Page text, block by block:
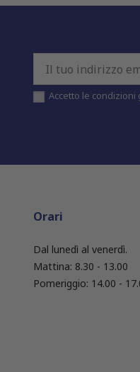
Accetto le condizioni
Orari
Dal lunedì al venerdì.
Mattina: 8.30 - 13.00
Pomeriggio: 14.00 -